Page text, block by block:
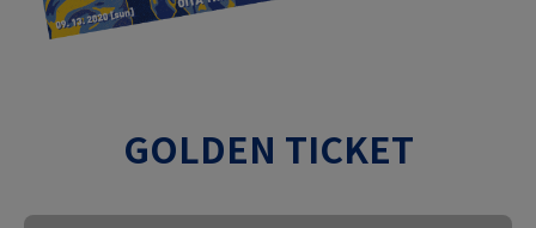
GOLDEN TICKET